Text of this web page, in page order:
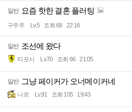
일반 요즘 핫한 결혼 플러팅
구주주 Lv.5 조회 68 22:16
일반 조선에 왔다
티포시 Lv.70 조회 66 21:05
일반 그냥 페이커가 오너메이커네
나르 Lv.91 조회 105 19:43